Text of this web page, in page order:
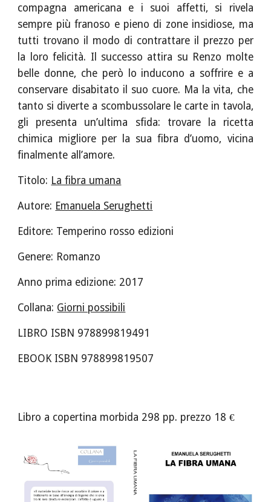
compagna americana e i suoi affetti, si rivela
sempre più franoso e pieno di zone insidiose, ma
tutti trovano il modo di contrattare il prezzo per
la loro felicità. Il successo attira su Renzo molte
belle donne, che però lo inducono a soffrire e a
conservare disabitato il suo cuore. Ma la vita, che
tanto si diverte a scombussolare le carte in tavola,
gli presenta un’ultima sfida: trovare la ricetta
chimica migliore per la sua fibra d’uomo, vicina
finalmente all’amore.
Titolo: La fibra umana
Autore: Emanuela Serughetti
Editore: Temperino rosso edizioni
Genere: Romanzo
Anno prima edizione: 2017
Collana: Giorni possibili
LIBRO ISBN 978899819491
EBOOK ISBN 978899819507
Libro a copertina morbida 298 pp. prezzo 18 €